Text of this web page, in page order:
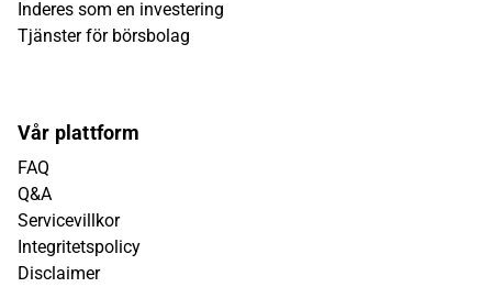
Inderes som en investering
Tjänster för börsbolag
Vår plattform
FAQ
Q&A
Servicevillkor
Integritetspolicy
Disclaimer